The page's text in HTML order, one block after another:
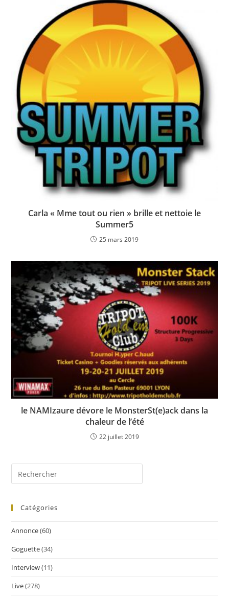
Carla « Mme tout ou rien » brille et nettoie le
Summer5
25 mars 2019
le NAMIzaure dévore le MonsterSt(e)ack dans la
chaleur de l’été
22 juillet 2019
Catégories
Annonce(60)
Goguette(34)
Interview(11)
Live(278)